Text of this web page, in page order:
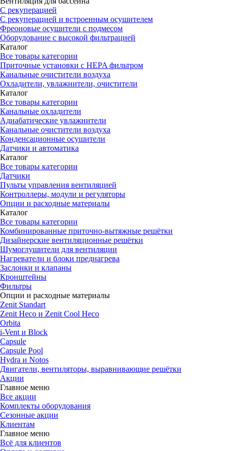
С рекуперацией
С рекуперацией и встроенным осушителем
Фреоновые осушители с подмесом
Оборудование с высокой фильтрацией
Каталог
Все товары категории
Приточные установки c HEPA фильтром
Канальные очистители воздуха
Охладители, увлажнители, очистители
Каталог
Все товары категории
Канальные охладители
Адиабатические увлажнители
Канальные очистители воздуха
Конденсационные осушители
Датчики и автоматика
Каталог
Все товары категории
Датчики
Пульты управления вентиляцией
Контроллеры, модули и регуляторы
Опции и расходные материалы
Каталог
Все товары категории
Комбинированные приточно-вытяжные решётки
Дизайнерские вентиляционные решётки
Шумоглушители для вентиляции
Нагреватели и блоки преднагрева
Заслонки и клапаны
Кронштейны
Фильтры
Опции и расходные материалы
Zenit Standart
Zenit Heco и Zenit Cool Heco
Orbita
i-Vent и Block
Capsule
Capsule Pool
Hydra и Notos
Двигатели, вентиляторы, выравнивающие решётки
Акции
Главное меню
Все акции
Комплекты оборудования
Сезонные акции
Клиентам
Главное меню
Всё для клиентов